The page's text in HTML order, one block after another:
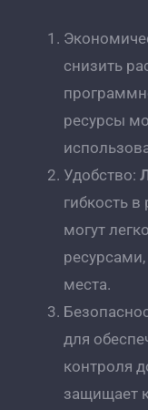
снизить
ресурсы
Удобство:
гибкость в
могут
места.
для
контроля
защищает